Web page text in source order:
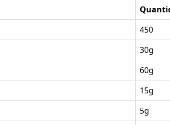
450
30g
60g
15g
5g